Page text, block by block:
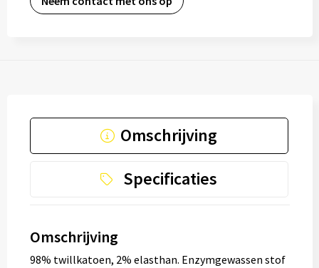
Omschrijving
Specificaties
Omschrijving
98% twillkatoen, 2% elasthan. Enzymgewassen stof